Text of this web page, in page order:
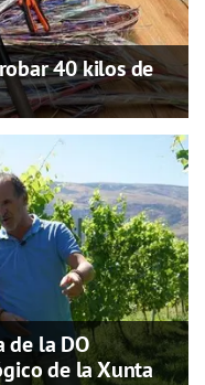
40 kilos de
de la DO
de la Xunta